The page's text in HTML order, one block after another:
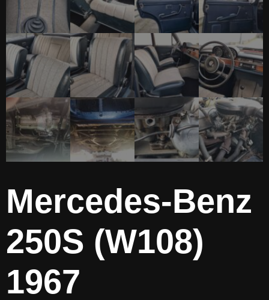
Mercedes-Benz
250S (W108)
1967